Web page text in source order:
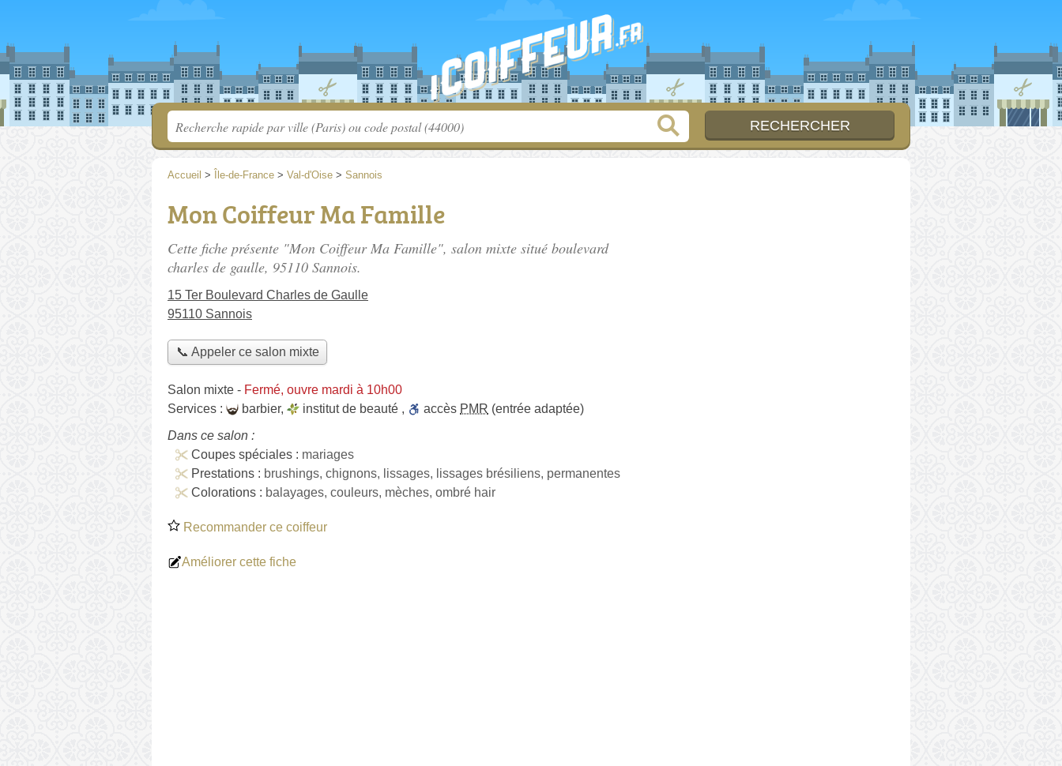
Accueil > Île-de-France > Val-d'Oise > Sannois
Mon Coiffeur Ma Famille
Cette fiche présente "Mon Coiffeur Ma Famille", salon mixte situé boulevard
charles de gaulle, 95110 Sannois.
15 Ter Boulevard Charles de Gaulle
95110 Sannois
📞 Appeler ce salon mixte
Salon mixte - Fermé, ouvre mardi à 10h00
Services :
barbier, institut de beauté , accès PMR (entrée adaptée)
Dans ce salon :
Coupes spéciales : mariages
Prestations : brushings, chignons, lissages, lissages brésiliens, permanentes
Colorations : balayages, couleurs, mèches, ombré hair
Recommander ce coiffeur
Améliorer cette fiche